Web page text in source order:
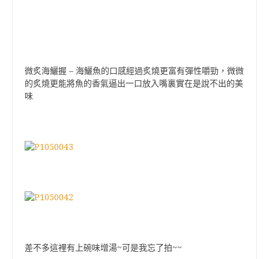
微炙海鱺握 – 海鱺魚的口感經過炙燒更富有彈性嚼勁，微微
的炙燒更能將魚的香氣逼出一口放入嘴裏實在是說不出的美
味
差不多這裡有上碗味增湯~可是我忘了拍~~